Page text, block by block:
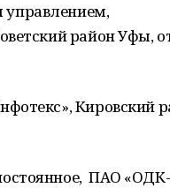
район Уфы,
Кировский
ПАО «ОДК-